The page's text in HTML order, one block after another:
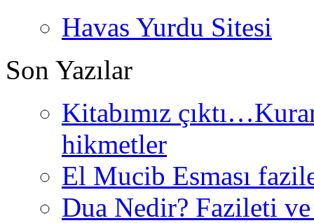
Havas Yurdu Sitesi
Son Yazılar
Kitabımız
hikmetler
El Mucib Esması
Dua Nedir? Fazileti